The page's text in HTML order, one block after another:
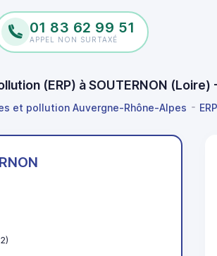
01 83 62 99 51
APPEL NON SURTAXÉ
(ERP) à SOUTERNON (Loire) -
et pollution Auvergne-Rhône-Alpes